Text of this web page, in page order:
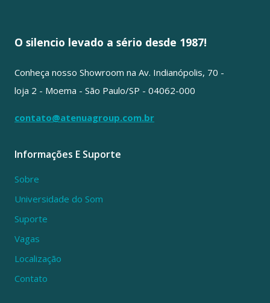
O silencio levado a sério desde 1987!
Conheça nosso Showroom na Av. Indianópolis, 70 -
loja 2 - Moema - São Paulo/SP - 04062-000
contato@atenuagroup.com.br
Informações E Suporte
Sobre
Universidade do Som
Suporte
Vagas
Localização
Contato